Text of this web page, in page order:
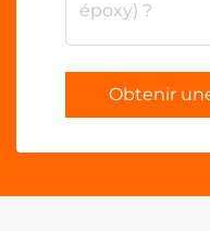
Obtenir